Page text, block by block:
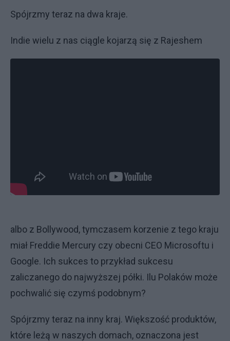
Spójrzmy teraz na dwa kraje.
Indie wielu z nas ciągle kojarzą się z Rajeshem
albo z Bollywood, tymczasem korzenie z tego kraju
miał Freddie Mercury czy obecni CEO Microsoftu i
Google. Ich sukces to przykład sukcesu
zaliczanego do najwyższej półki. Ilu Polaków może
pochwalić się czymś podobnym?
Spójrzmy teraz na inny kraj. Większość produktów,
które leżą w naszych domach, oznaczona jest